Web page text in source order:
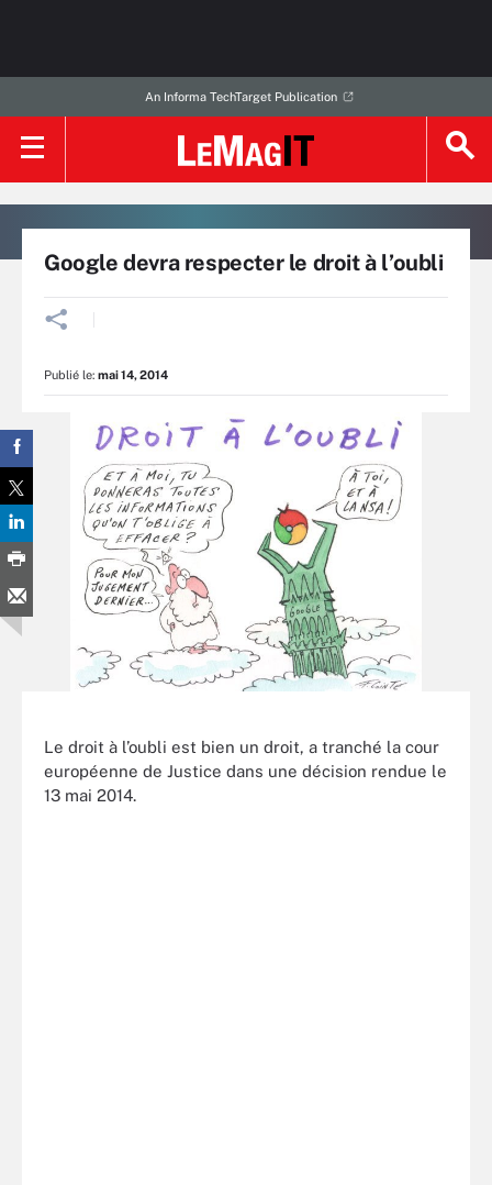
An Informa TechTarget Publication
Google devra respecter le droit à l’oubli
Publié le: mai 14, 2014
Le droit à l’oubli est bien un droit, a tranché la cour
européenne de Justice dans une décision rendue le
13 mai 2014.